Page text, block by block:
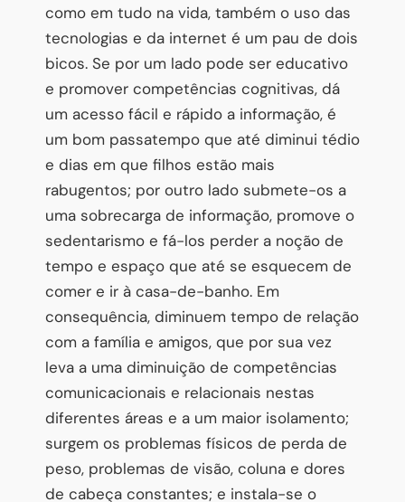
como em tudo na vida, também o uso das
tecnologias e da internet é um pau de dois
bicos. Se por um lado pode ser educativo
e promover competências cognitivas, dá
um acesso fácil e rápido a informação, é
um bom passatempo que até diminui tédio
e dias em que filhos estão mais
rabugentos; por outro lado submete-os a
uma sobrecarga de informação, promove o
sedentarismo e fá-los perder a noção de
tempo e espaço que até se esquecem de
comer e ir à casa-de-banho. Em
consequência, diminuem tempo de relação
com a família e amigos, que por sua vez
leva a uma diminuição de competências
comunicacionais e relacionais nestas
diferentes áreas e a um maior isolamento;
surgem os problemas físicos de perda de
peso, problemas de visão, coluna e dores
de cabeça constantes; e instala-se o